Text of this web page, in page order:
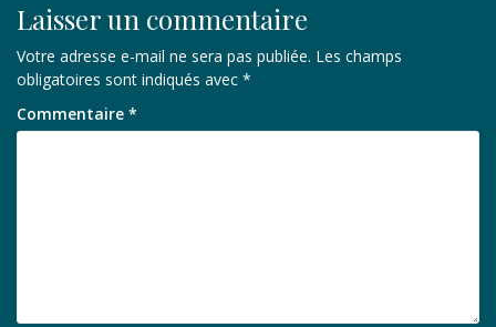
Laisser un commentaire
Votre adresse e-mail ne sera pas publiée. Les champs
obligatoires sont indiqués avec *
Commentaire *